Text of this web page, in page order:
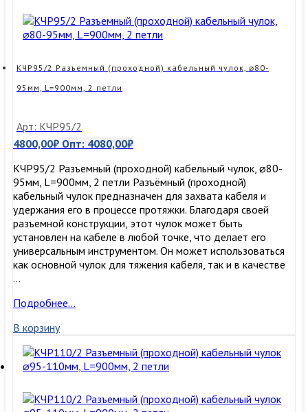
L=900мм,
КЧР95/2 Разъемный (проходной) кабельный чулок, ⌀80-
95мм, L=900мм, 2 петли
Арт: КЧР95/2
4800,00₽ Опт: 4080,00₽
КЧР95/2 Разъемный (проходной) кабельный чулок, ⌀80-
95мм, L=900мм, 2 петли Разъёмный (проходной)
кабельный чулок предназначен для захвата кабеля и
удержания его в процессе протяжки. Благодаря своей
разъемной конструкции, этот чулок может быть
установлен на кабеле в любой точке, что делает его
универсальным инструментом. Он может использоваться
как основной чулок для тяжения кабеля, так и в качестве
…
КЧР95/2
(проходной)
кабельный
чулок,
⌀80-
L=900мм,
Подробнее…
В корзину